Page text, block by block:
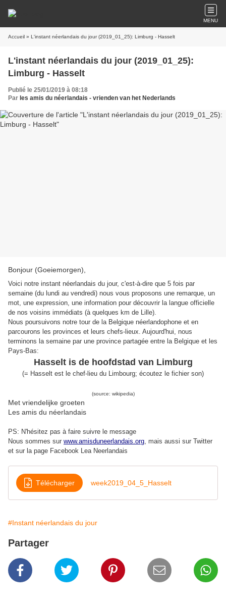
MENU
Accueil » L'instant néerlandais du jour (2019_01_25): Limburg - Hasselt
L'instant néerlandais du jour (2019_01_25):
Limburg - Hasselt
Publié le 25/01/2019 à 08:18
Par les amis du néerlandais - vrienden van het Nederlands
Bonjour (Goeiemorgen),
Voici notre instant néerlandais du jour, c'est-à-dire que 5 fois par
semaine (du lundi au vendredi) nous vous proposons une remarque, un
mot, une expression, une information pour découvrir la langue officielle
de nos voisins immédiats (à quelques km de Lille).
Nous poursuivons notre tour de la Belgique néerlandophone et en
parcourons les provinces et leurs chefs-lieux. Aujourd'hui, nous
terminons la semaine par une province partagée entre la Belgique et les
Pays-Bas:
Hasselt is de hoofdstad van Limburg
(= Hasselt est le chef-lieu du Limbourg; écoutez le fichier son)
(source: wikipedia)
Met vriendelijke groeten
Les amis du néerlandais
PS: N'hésitez pas à faire suivre le message
Nous sommes sur www.amisduneerlandais.org, mais aussi sur Twitter
et sur la page Facebook Lea Neerlandais
Télécharger week2019_04_5_Hasselt
#Instant néerlandais du jour
Partager